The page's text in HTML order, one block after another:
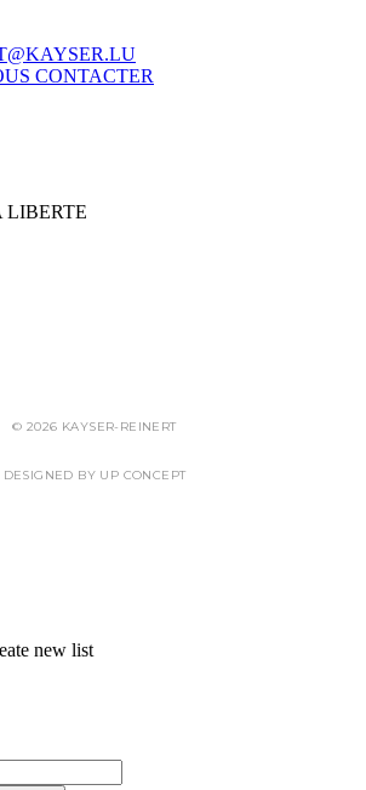
CONTACTER
LIBERTE
© 2026 KAYSER-REINERT
DESIGNED BY UP CONCEPT
new list